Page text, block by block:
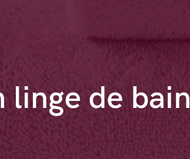
linge de bain